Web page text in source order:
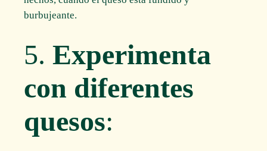
burbujeante.
5.Experimenta
con diferentes
quesos: